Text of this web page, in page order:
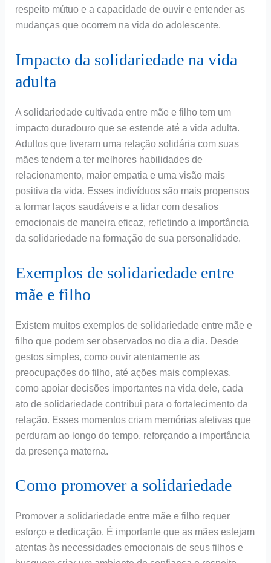
respeito mútuo e a capacidade de ouvir e entender as
mudanças que ocorrem na vida do adolescente.
Impacto da solidariedade na vida
adulta
A solidariedade cultivada entre mãe e filho tem um
impacto duradouro que se estende até a vida adulta.
Adultos que tiveram uma relação solidária com suas
mães tendem a ter melhores habilidades de
relacionamento, maior empatia e uma visão mais
positiva da vida. Esses indivíduos são mais propensos
a formar laços saudáveis e a lidar com desafios
emocionais de maneira eficaz, refletindo a importância
da solidariedade na formação de sua personalidade.
Exemplos de solidariedade entre
mãe e filho
Existem muitos exemplos de solidariedade entre mãe e
filho que podem ser observados no dia a dia. Desde
gestos simples, como ouvir atentamente as
preocupações do filho, até ações mais complexas,
como apoiar decisões importantes na vida dele, cada
ato de solidariedade contribui para o fortalecimento da
relação. Esses momentos criam memórias afetivas que
perduram ao longo do tempo, reforçando a importância
da presença materna.
Como promover a solidariedade
Promover a solidariedade entre mãe e filho requer
esforço e dedicação. É importante que as mães estejam
atentas às necessidades emocionais de seus filhos e